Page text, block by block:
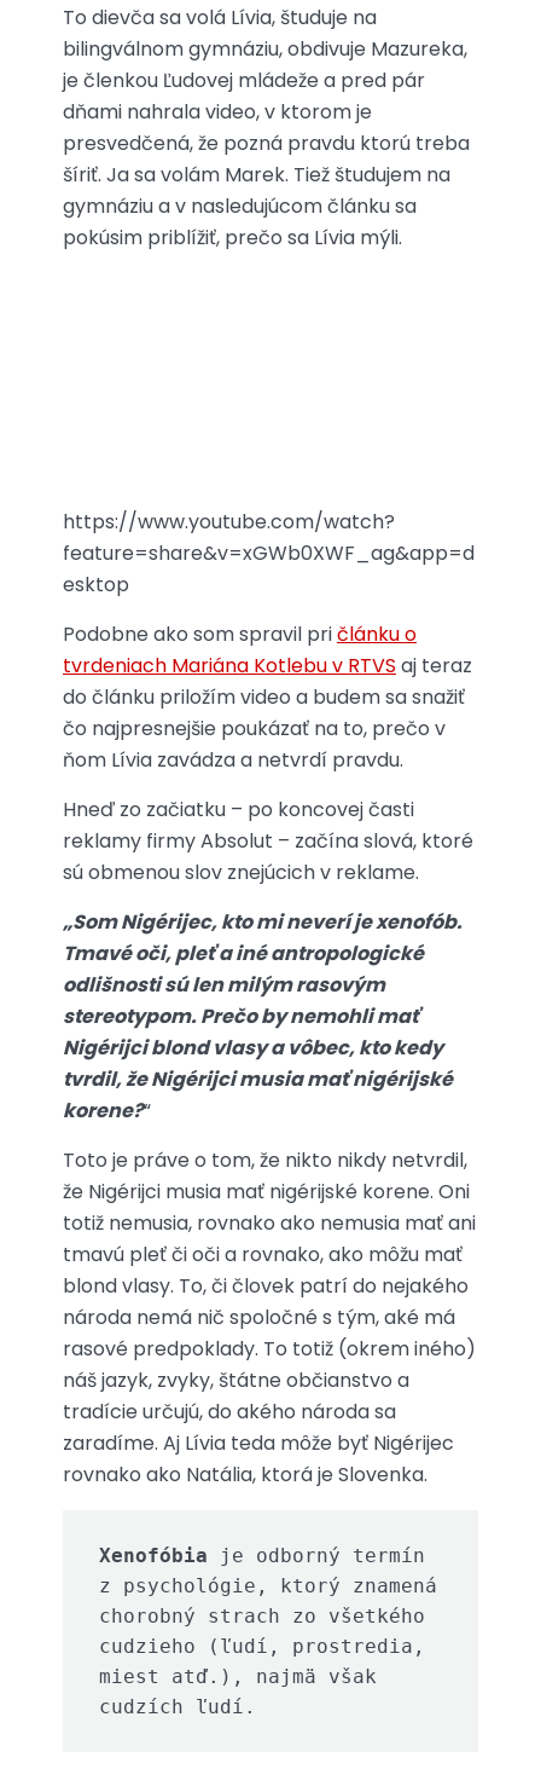
To dievča sa volá Lívia, študuje na
bilingválnom gymnáziu, obdivuje Mazureka,
je členkou Ľudovej mládeže a pred pár
dňami nahrala video, v ktorom je
presvedčená, že pozná pravdu ktorú treba
šíriť. Ja sa volám Marek. Tiež študujem na
gymnáziu a v nasledujúcom článku sa
pokúsim priblížiť, prečo sa Lívia mýli.
https://www.youtube.com/watch?
feature=share&v=xGWb0XWF_ag&app=d
esktop
Podobne ako som spravil pričlánku o
tvrdeniach Mariána Kotlebu v RTVS aj teraz
do článku priložím video a budem sa snažiť
čo najpresnejšie poukázať na to, prečo v
ňom Lívia zavádza a netvrdí pravdu.
Hneď zo začiatku – po koncovej časti
reklamy firmy Absolut – začína slová, ktoré
sú obmenou slov znejúcich v reklame.
„Som Nigérijec, kto mi neverí je xenofób.
Tmavé oči, pleť a iné antropologické
odlišnosti sú len milým rasovým
stereotypom. Prečo by nemohli mať
Nigérijci blond vlasy a vôbec, kto kedy
tvrdil, že Nigérijci musia mať nigérijské
korene?“
Toto je práve o tom, že nikto nikdy netvrdil,
že Nigérijci musia mať nigérijské korene. Oni
totiž nemusia, rovnako ako nemusia mať ani
tmavú pleť či oči a rovnako, ako môžu mať
blond vlasy. To, či človek patrí do nejakého
národa nemá nič spoločné s tým, aké má
rasové predpoklady. To totiž (okrem iného)
náš jazyk, zvyky, štátne občianstvo a
tradície určujú, do akého národa sa
zaradíme. Aj Lívia teda môže byť Nigérijec
rovnako ako Natália, ktorá je Slovenka.
Xenofóbia je odborný termín
z psychológie, ktorý znamená
chorobný strach zo všetkého
cudzieho (ľudí, prostredia,
miest atď.), najmä však
cudzích ľudí.